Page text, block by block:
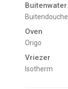
Buitenwater
buitendouche
Oven
Origo
Vriezer
Isotherm